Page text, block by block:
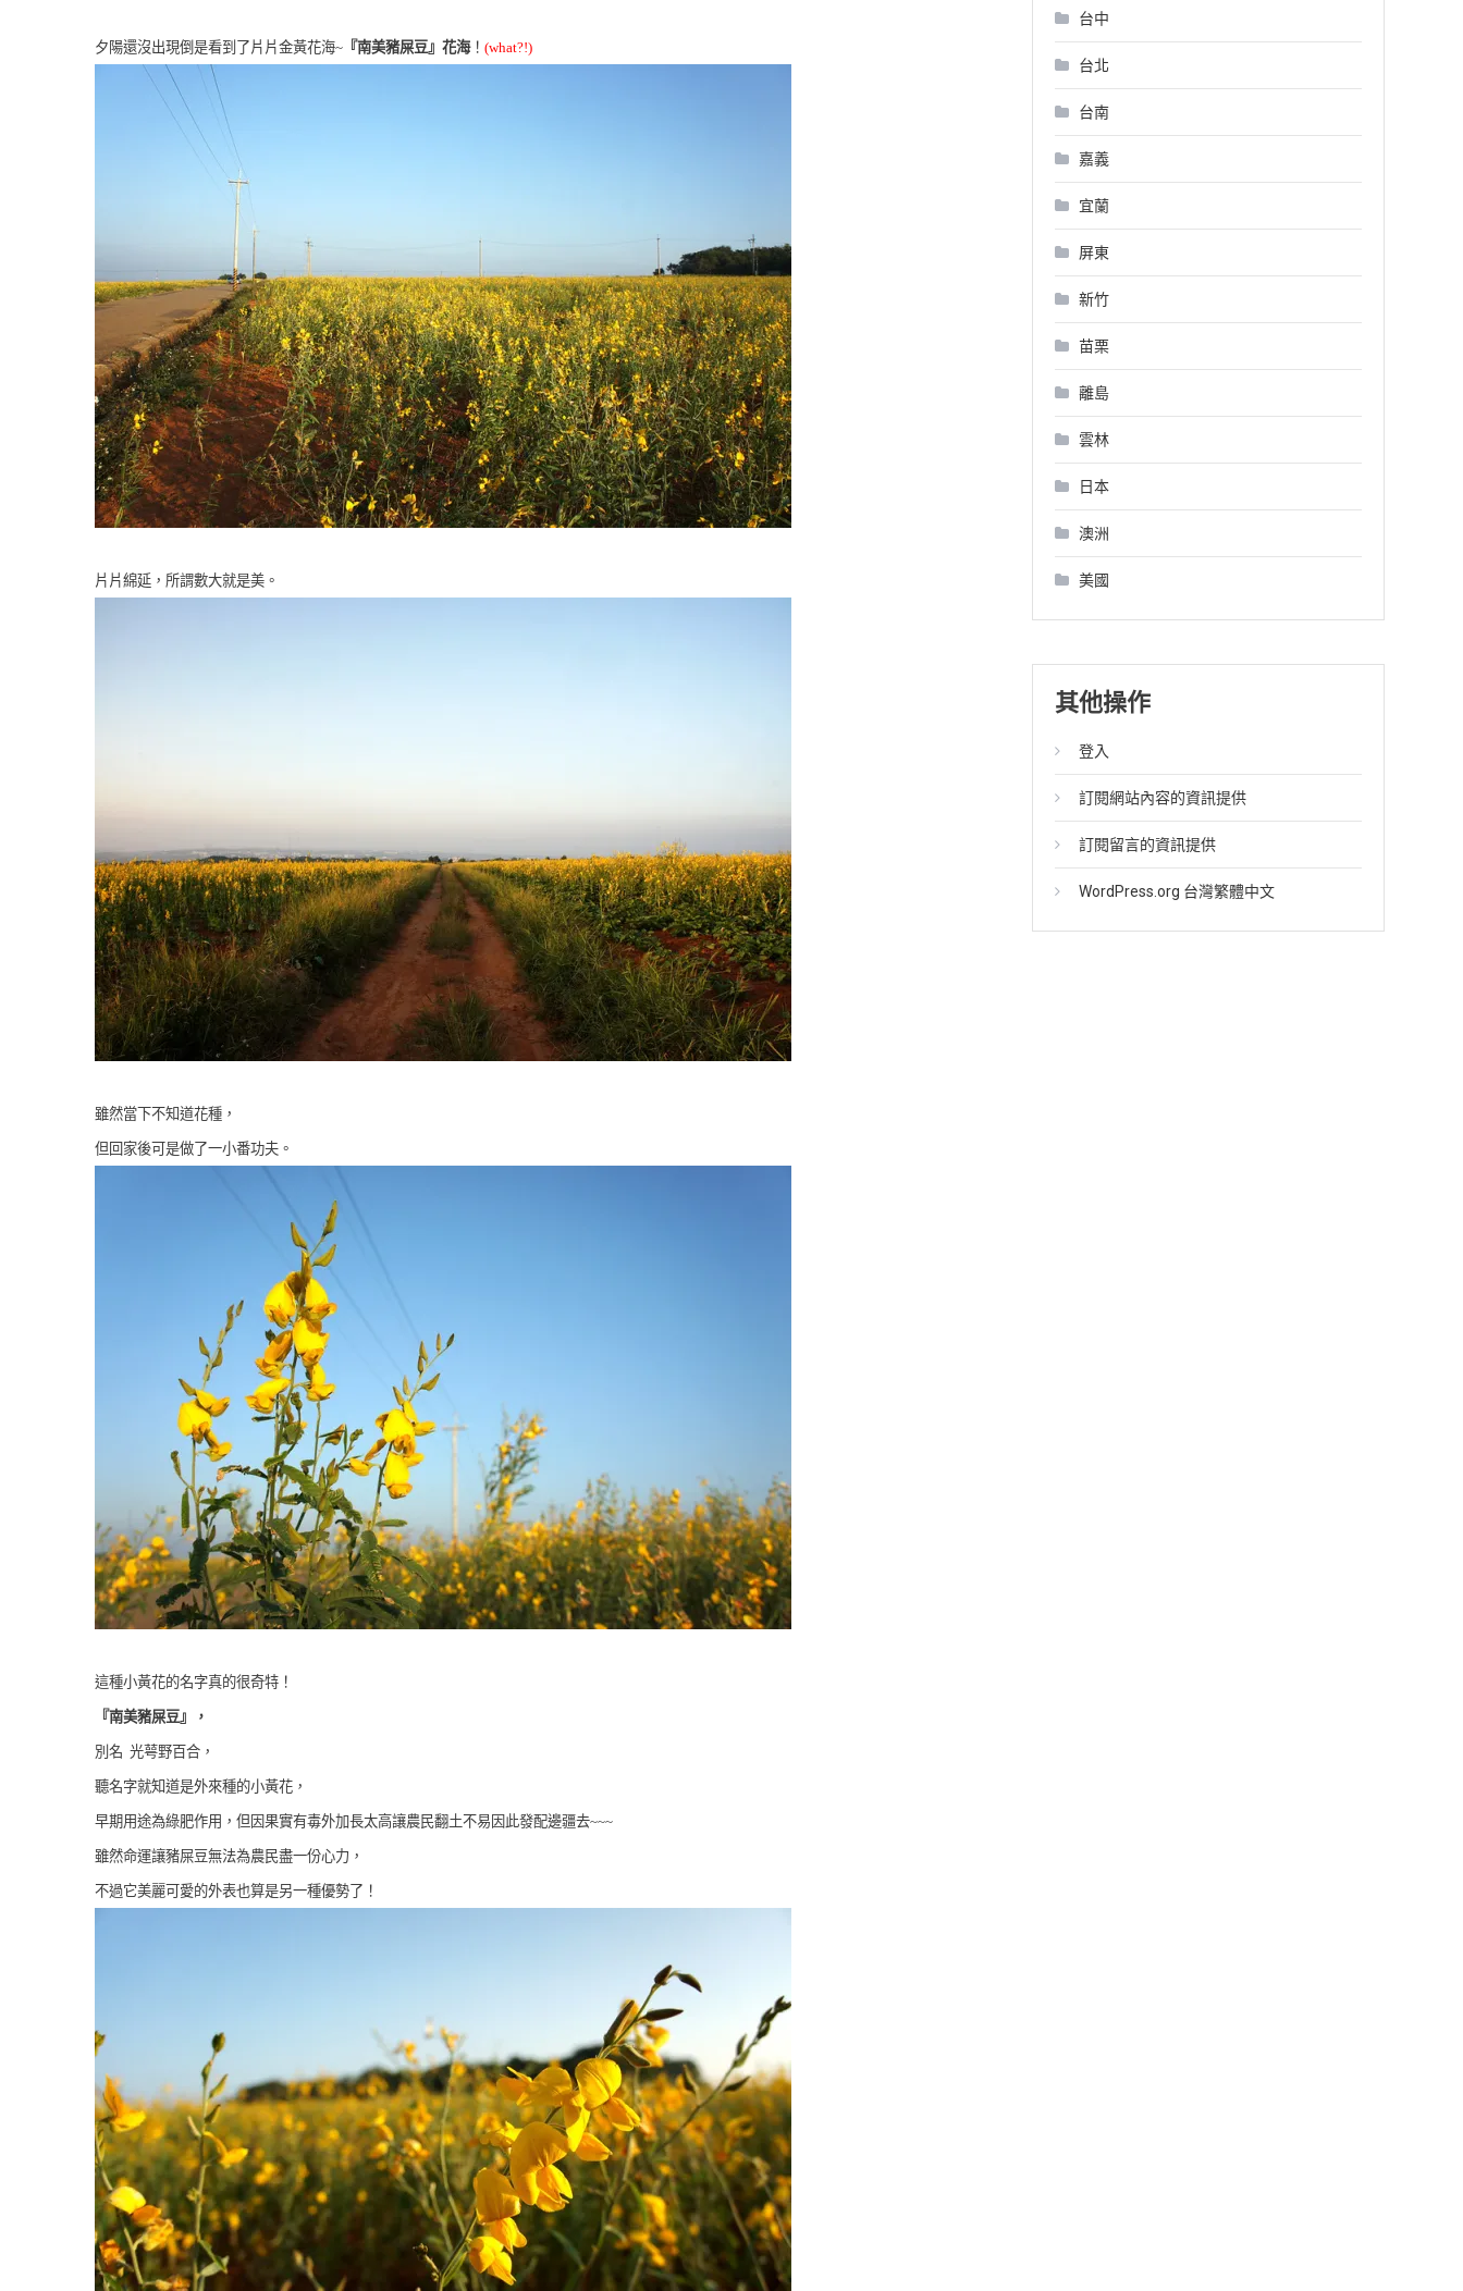
夕陽還沒出現倒是看到了片片金黃花海~ 『南美豬屎豆』花海！ (what?!)
片片綿延，所謂數大就是美。
雖然當下不知道花種，
但回家後可是做了一小番功夫。
這種小黃花的名字真的很奇特！
『南美豬屎豆』，
別名 光萼野百合，
聽名字就知道是外來種的小黃花，
早期用途為綠肥作用，但因果實有毒外加長太高讓農民翻土不易因此發配邊疆去~~~
雖然命運讓豬屎豆無法為農民盡一份心力，
不過它美麗可愛的外表也算是另一種優勢了！
台中
台北
台南
嘉義
宜蘭
屏東
新竹
苗栗
離島
雲林
日本
澳洲
美國
其他操作
登入
訂閱網站內容的資訊提供
訂閱留言的資訊提供
WordPress.org 台灣繁體中文